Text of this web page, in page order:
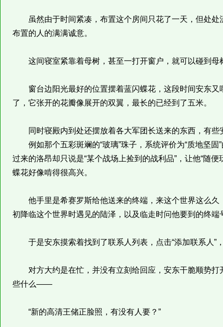
虽然由于时间紧凑，布置这个房间只花了一天，但处处
布置的人的满满诚意。
这间寝室紧靠着母树，甚至一打开窗户，就可以碰到母
窗台边阳光最好的位置摆着蓝闪蝶花，这段时间安东又
了，它张开的花瓣像展开的双翼，最长的已经到了五米。
同时寝殿内到处还摆放着各大军团长送来的东西，有些
例如那个五彩斑斓的“玻璃”珠子，系统评价为“质地坚固
过来的洛昂却只说是“某个战场上捡到的战利品”，让他“随
蝶花好像啃得很高兴。
他手里是希赛罗斯给他送来的终端，来这个世界这么久
初降临这个世界时遇见的陆泽，以及临走时问他要到的终端
于是安东摸索着找到了联系人列表，点击“添加联系人”
对方大约是在忙，并没有立刻给回应，安东干脆顺势打
些什么——
“新的高清王储正脸照，有没有人要？”